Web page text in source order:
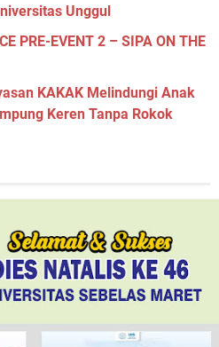
Unggul
PRE-EVENT 2 – SIPA ON THE
KAKAK Melindungi Anak
Keren Tanpa Rokok